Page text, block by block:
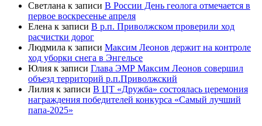
Светлана к записи В России День геолога отмечается в
первое воскресенье апреля
Елена к записи В р.п. Приволжском проверили ход
расчистки дорог
Людмила к записи Максим Леонов держит на контроле
ход уборки снега в Энгельсе
Юлия к записи Глава ЭМР Максим Леонов совершил
объезд территорий р.п.Приволжский
Лилия к записи В ЦТ «Дружба» состоялась церемония
награждения победителей конкурса «Самый лучший
папа-2025»